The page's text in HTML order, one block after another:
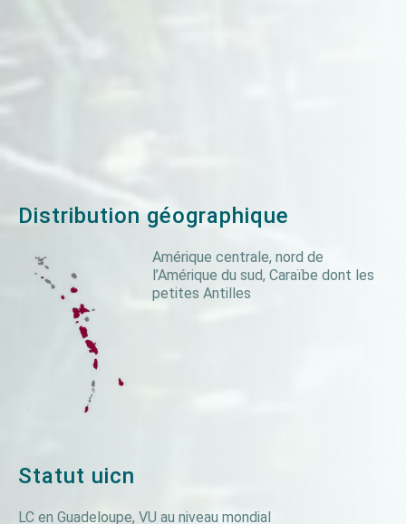
Distribution géographique
Amérique centrale, nord de
l’Amérique du sud, Caraïbe dont les
petites Antilles
Statut uicn
LC en Guadeloupe, VU au niveau mondial